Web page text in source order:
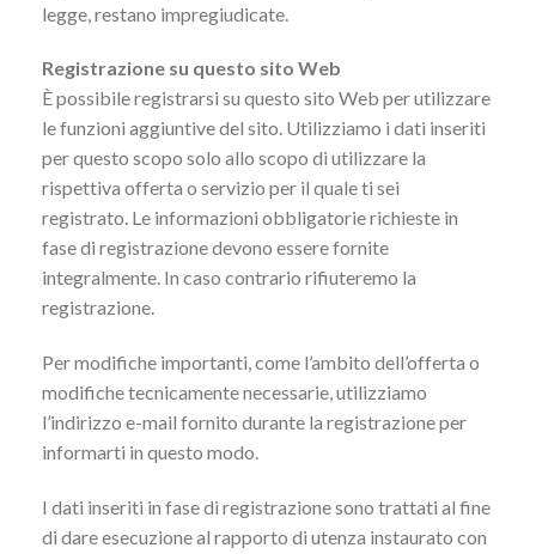
legge, restano impregiudicate.
Registrazione su questo sito Web
È possibile registrarsi su questo sito Web per utilizzare
le funzioni aggiuntive del sito. Utilizziamo i dati inseriti
per questo scopo solo allo scopo di utilizzare la
rispettiva offerta o servizio per il quale ti sei
registrato. Le informazioni obbligatorie richieste in
fase di registrazione devono essere fornite
integralmente. In caso contrario rifiuteremo la
registrazione.
Per modifiche importanti, come l’ambito dell’offerta o
modifiche tecnicamente necessarie, utilizziamo
l’indirizzo e-mail fornito durante la registrazione per
informarti in questo modo.
I dati inseriti in fase di registrazione sono trattati al fine
di dare esecuzione al rapporto di utenza instaurato con